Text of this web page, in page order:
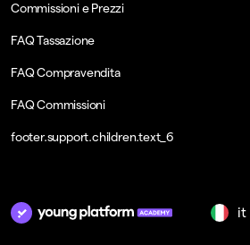
Commissioni e Prezzi
FAQ Tassazione
FAQ Compravendita
FAQ Commissioni
footer.support.children.text_6
it